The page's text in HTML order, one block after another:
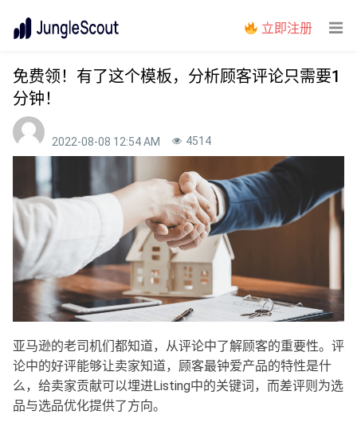
立即注册
免费领！有了这个模板，分析顾客评论只需要1
分钟！
2022-08-08 12:54 AM 4514
亚马逊的老司机们都知道，从评论中了解顾客的重要性。评
论中的好评能够让卖家知道，顾客最钟爱产品的特性是什
么，给卖家贡献可以埋进Listing中的关键词，而差评则为选
品与选品优化提供了方向。